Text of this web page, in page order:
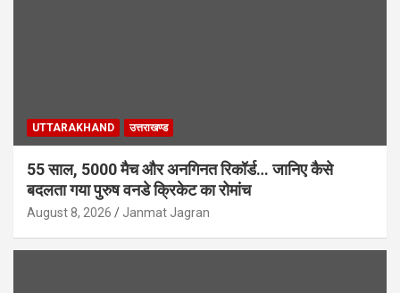
UTTARAKHAND उत्तराखण्ड
55 साल, 5000 मैच और अनगिनत रिकॉर्ड… जानिए कैसे
बदलता गया पुरुष वनडे क्रिकेट का रोमांच
August 8, 2026 Janmat Jagran